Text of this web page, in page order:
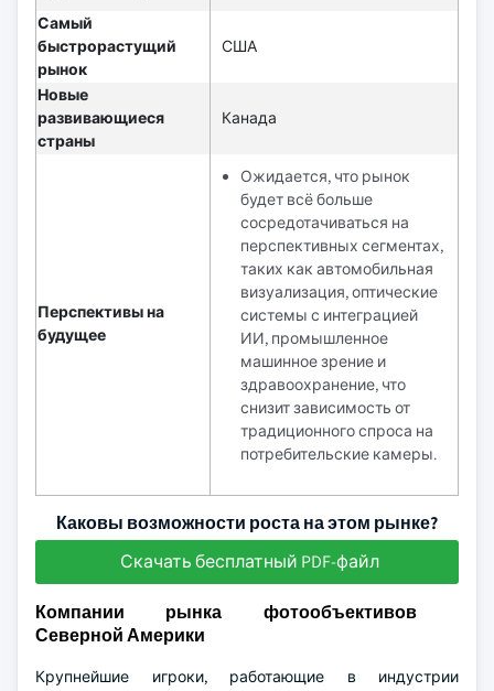
Самый
быстрорастущий
рынок
США
Новые
развивающиеся
страны
Канада
Перспективы на
будущее
Ожидается, что рынок
будет всё больше
сосредотачиваться на
перспективных сегментах,
таких как автомобильная
визуализация, оптические
системы с интеграцией
ИИ, промышленное
машинное зрение и
здравоохранение, что
снизит зависимость от
традиционного спроса на
потребительские камеры.
Каковы возможности роста на этом рынке?
Скачать бесплатный PDF-файл
Компании рынка фотообъективов
Северной Америки
Крупнейшие игроки, работающие в индустрии